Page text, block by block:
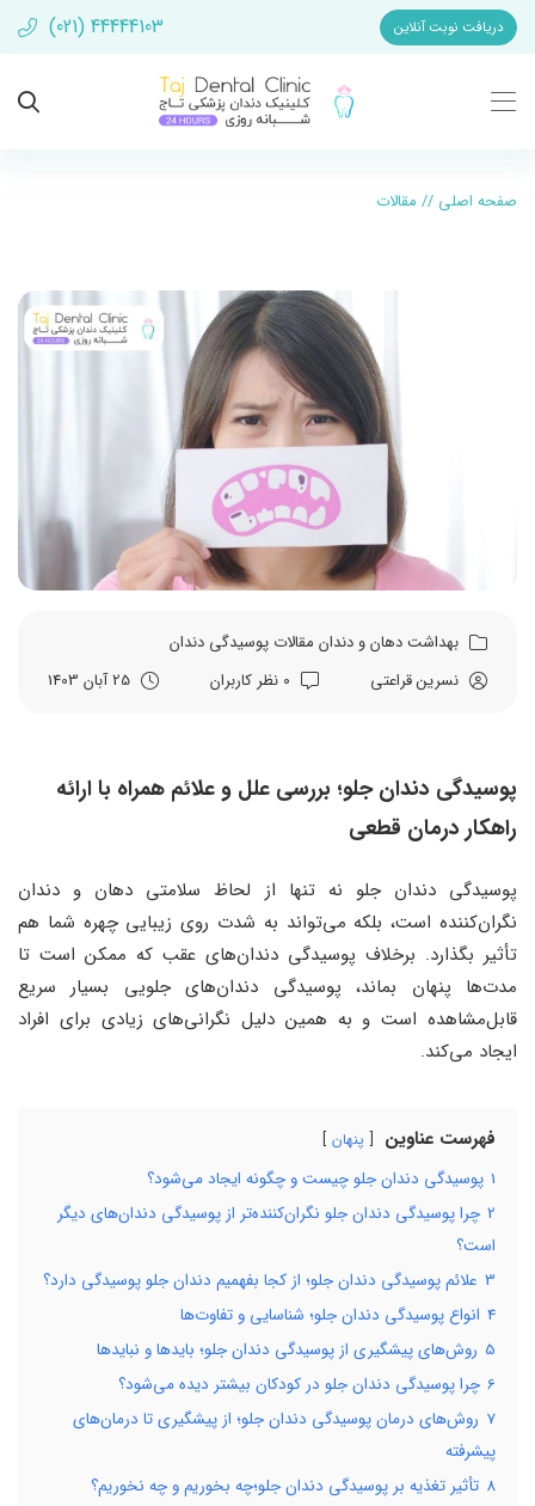
دریافت نوبت آنلاین (021) 44444103
صفحه اصلی // مقالات
بهداشت دهان و دندان مقالات پوسیدگی دندان
نسرین قراعتی
پوسیدگی دندان جلو؛ بررسی علل و علائم همراه با ارائه
راهکار درمان قطعی
پوسیدگی دندان جلو نه‌ تنها از لحاظ سلامتی دهان و دندان
نگران‌کننده است، بلکه می‌تواند به شدت روی زیبایی چهره شما هم
تأثیر بگذارد. برخلاف پوسیدگی دندان‌های عقب که ممکن است تا
مدت‌ها پنهان بماند، پوسیدگی دندان‌های جلویی بسیار سریع
قابل‌مشاهده است و به همین دلیل نگرانی‌های زیادی برای افراد
ایجاد می‌کند.
فهرست عناوین پنهان
1 پوسیدگی دندان جلو چیست و چگونه ایجاد می‌شود؟
2 چرا پوسیدگی دندان جلو نگران‌کننده‌تر از پوسیدگی دندان‌های دیگر
است؟
3 علائم پوسیدگی دندان جلو؛ از کجا بفهمیم دندان جلو پوسیدگی دارد؟
4 انواع پوسیدگی دندان جلو؛ شناسایی و تفاوت‌ها
5 روش‌های پیشگیری از پوسیدگی دندان جلو؛ بایدها و نبایدها
6 چرا پوسیدگی دندان جلو در کودکان بیشتر دیده می‌شود؟
7 روش‌های درمان پوسیدگی دندان جلو؛ از پیشگیری تا درمان‌های
پیشرفته
8 تأثیر تغذیه بر پوسیدگی دندان جلو؛چه بخوریم و چه نخوریم؟